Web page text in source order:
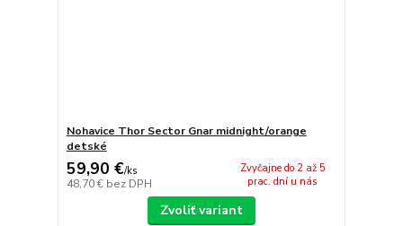
Nohavice Thor Sector Gnar midnight/orange
detské
59,90 €/ks
48,70 € bez DPH
Zvyčajne do 2 až 5
prac. dní u nás
Zvoliť variant